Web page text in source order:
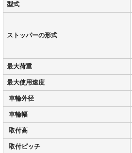
型式
ストッパーの形式
最大荷重
最大使用速度
車輪外径
車輪幅
取付高
取付ピッチ